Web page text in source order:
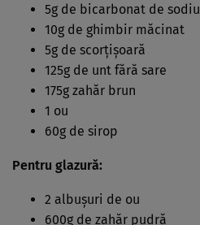
5g de bicarbonat de sodiu
10g de ghimbir măcinat
5g de scorţişoară
125g de unt fără sare
175g zahăr brun
1 ou
60g de sirop
Pentru glazură:
2 albuşuri de ou
600g de zahăr pudră